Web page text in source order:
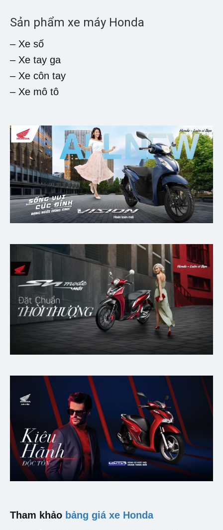
Sản phẩm xe máy Honda
– Xe số
– Xe tay ga
– Xe côn tay
– Xe mô tô
Tham khảo bảng giá xe Honda